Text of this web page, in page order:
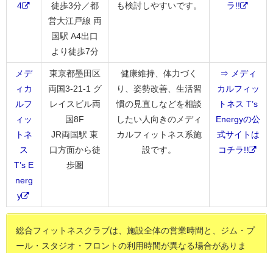
4
徒歩3分／都
営大江戸線 両
国駅 A4出口
より徒歩7分
も検討しやすいです。
ラ!!
メデ
ィカ
ルフ
ィッ
トネ
ス
T’s E
nerg
y
東京都墨田区
両国3-21-1 グ
レイスビル両
国8F
JR両国駅 東
口方面から徒
歩圏
健康維持、体力づく
り、姿勢改善、生活習
慣の見直しなどを相談
したい人向きのメディ
カルフィットネス系施
設です。
⇒ メディ
カルフィッ
トネス T’s
Energyの公
式サイトは
コチラ!!
総合フィットネスクラブは、施設全体の営業時間と、ジム・プ
ール・スタジオ・フロントの利用時間が異なる場合がありま